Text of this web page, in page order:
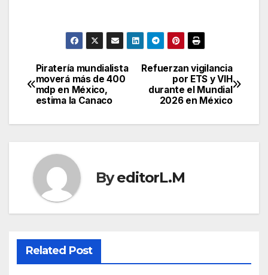
Post
navigation
Refuerzan vigilancia
por ETS y VIH
durante el Mundial
2026 en México
Piratería mundialista
moverá más de 400
mdp en México,
estima la Canaco
ByeditorL.M
Related Post